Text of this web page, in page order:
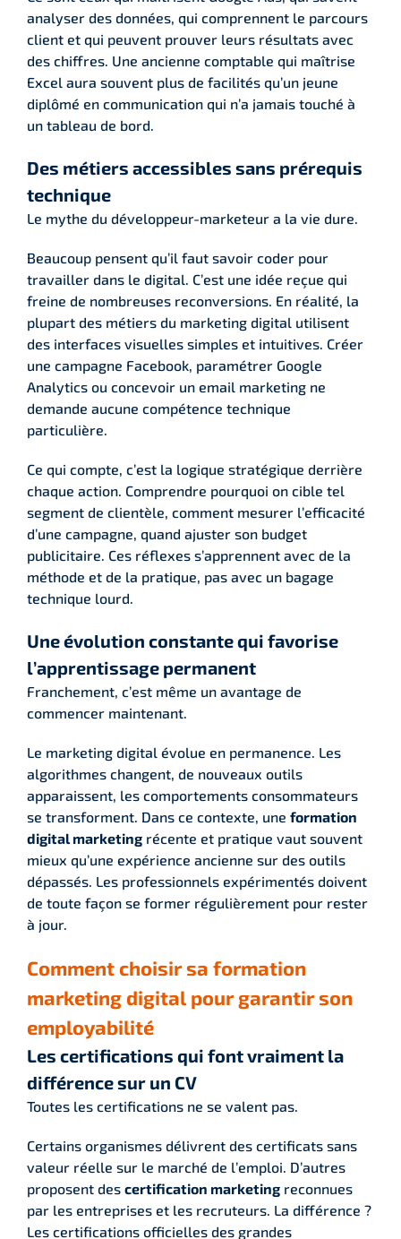
analyser des données, qui comprennent le parcours
client et qui peuvent prouver leurs résultats avec
des chiffres. Une ancienne comptable qui maîtrise
Excel aura souvent plus de facilités qu’un jeune
diplômé en communication qui n’a jamais touché à
un tableau de bord.
Des métiers accessibles sans prérequis
technique
Le mythe du développeur-marketeur a la vie dure.
Beaucoup pensent qu’il faut savoir coder pour
travailler dans le digital. C’est une idée reçue qui
freine de nombreuses reconversions. En réalité, la
plupart des métiers du marketing digital utilisent
des interfaces visuelles simples et intuitives. Créer
une campagne Facebook, paramétrer Google
Analytics ou concevoir un email marketing ne
demande aucune compétence technique
particulière.
Ce qui compte, c’est la logique stratégique derrière
chaque action. Comprendre pourquoi on cible tel
segment de clientèle, comment mesurer l’efficacité
d’une campagne, quand ajuster son budget
publicitaire. Ces réflexes s’apprennent avec de la
méthode et de la pratique, pas avec un bagage
technique lourd.
Une évolution constante qui favorise
l’apprentissage permanent
Franchement, c’est même un avantage de
commencer maintenant.
Le marketing digital évolue en permanence. Les
algorithmes changent, de nouveaux outils
apparaissent, les comportements consommateurs
se transforment. Dans ce contexte, une formation
digital marketing récente et pratique vaut souvent
mieux qu’une expérience ancienne sur des outils
dépassés. Les professionnels expérimentés doivent
de toute façon se former régulièrement pour rester
à jour.
Comment choisir sa formation
marketing digital pour garantir son
employabilité
Les certifications qui font vraiment la
différence sur un CV
Toutes les certifications ne se valent pas.
Certains organismes délivrent des certificats sans
valeur réelle sur le marché de l’emploi. D’autres
proposent des certification marketing reconnues
par les entreprises et les recruteurs. La différence ?
Les certifications officielles des grandes